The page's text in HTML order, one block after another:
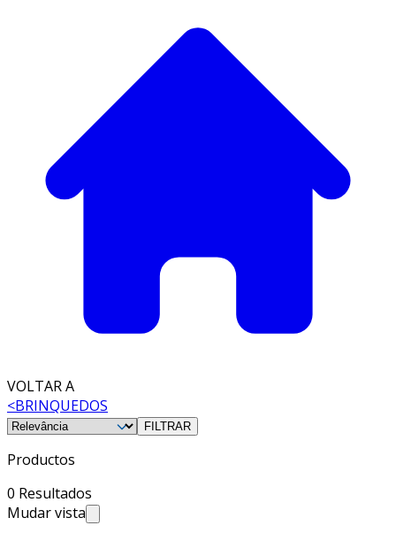
VOLTAR A
<BRINQUEDOS
FILTRAR
Productos
0 Resultados
Mudar vista